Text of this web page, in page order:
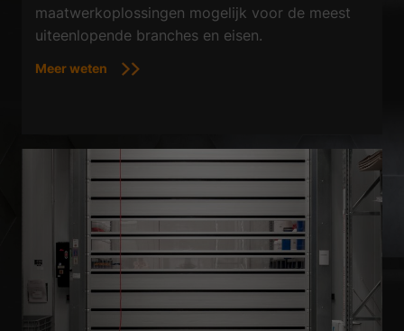
maatwerkoplossingen mogelijk voor de meest
uiteenlopende branches en eisen.
Meer weten